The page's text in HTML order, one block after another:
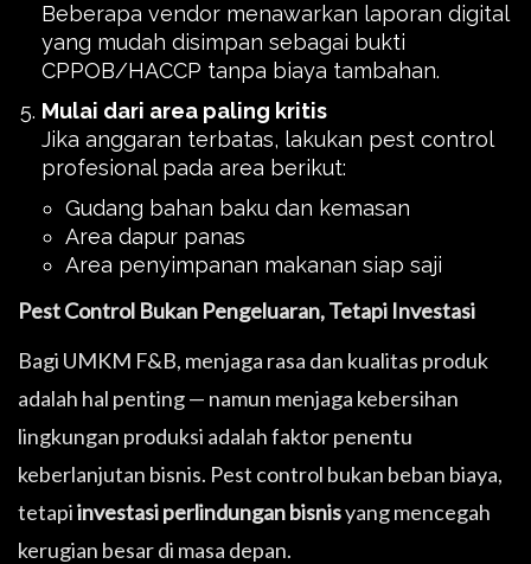
Beberapa vendor menawarkan laporan digital
yang mudah disimpan sebagai bukti
CPPOB/HACCP tanpa biaya tambahan.
Mulai dari area paling kritis
Jika anggaran terbatas, lakukan pest control
profesional pada area berikut:
Gudang bahan baku dan kemasan
Area dapur panas
Area penyimpanan makanan siap saji
Pest Control Bukan Pengeluaran, Tetapi Investasi
Bagi UMKM F&B, menjaga rasa dan kualitas produk
adalah hal penting — namun menjaga kebersihan
lingkungan produksi adalah faktor penentu
keberlanjutan bisnis. Pest control bukan beban biaya,
tetapiinvestasi perlindungan bisnisyang mencegah
kerugian besar di masa depan.